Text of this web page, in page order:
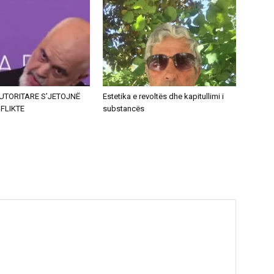
S’JETOJNË
Estetika e revoltës dhe kapitullimi i
substancës